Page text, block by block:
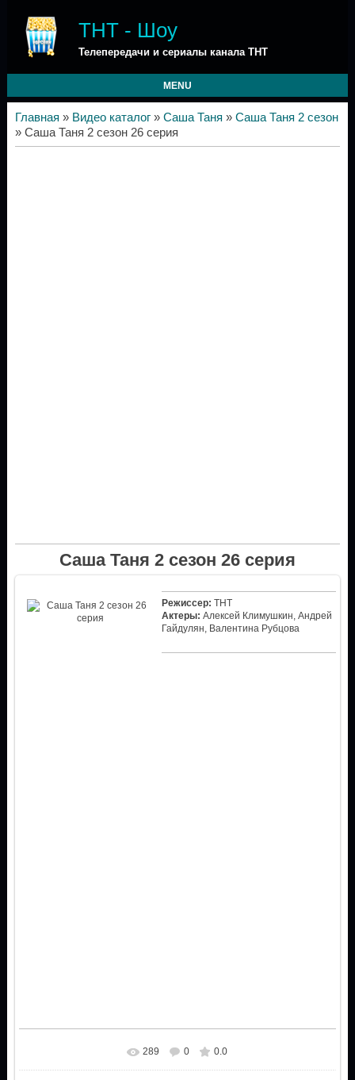
ТНТ - Шоу
Телепередачи и сериалы канала ТНТ
MENU
Главная » Видео каталог» Саша Таня » Саша Таня 2 сезон
» Саша Таня 2 сезон 26 серия
Саша Таня 2 сезон 26 серия
Режиссер: ТНТ
Актеры: Алексей Климушкин, Андрей
Гайдулян, Валентина Рубцова
289 0 0.0